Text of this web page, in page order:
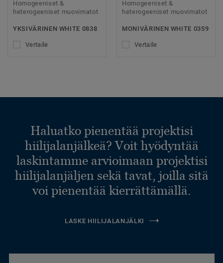
Homogeeniset &
heterogeeniset muovimatot
YKSIVÄRINEN WHITE 0838
Vertaile
Homogeeniset &
heterogeeniset muovimatot
MONIVÄRINEN WHITE 0359
Vertaile
Haluatko pienentää projektisi
hiilijalanjälkeä? Voit hyödyntää
laskintamme arvioimaan projektisi
hiilijalanjäljen sekä tavat, joilla sitä
voi pienentää kierrättämällä.
LASKE HIILIJALANJÄLKI